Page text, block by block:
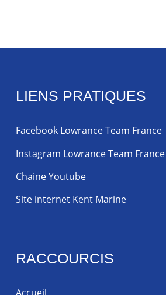
LIENS PRATIQUES
Facebook Lowrance Team France
Instagram Lowrance Team France
Chaine Youtube
Site internet Kent Marine
RACCOURCIS